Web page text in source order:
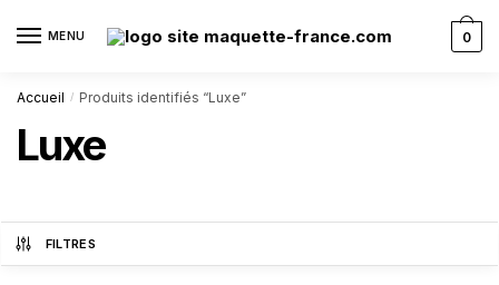
MENU 0
Accueil / Produits identifiés “Luxe”
Luxe
FILTRES